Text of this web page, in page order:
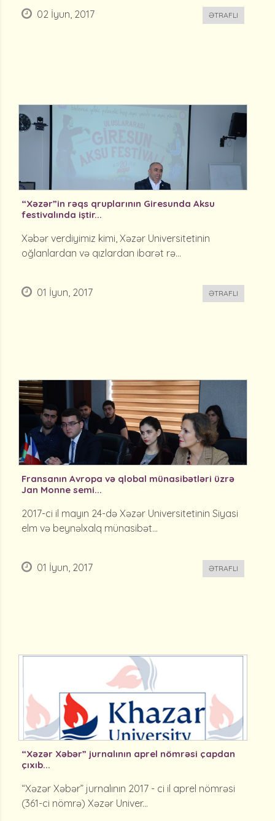
02 İyun, 2017 ƏTRAFLI
“Xəzər”in rəqs qruplarının Giresunda Aksu
festivalında iştir...
Xəbər verdiyimiz kimi, Xəzər Universitetinin
oğlanlardan və qızlardan ibarət rə...
01 İyun, 2017 ƏTRAFLI
Fransanın Avropa və qlobal münasibətləri üzrə
Jan Monne semi...
2017-ci il mayın 24-də Xəzər Universitetinin Siyasi
elm və beynəlxalq münasibət...
01 İyun, 2017 ƏTRAFLI
“Xəzər Xəbər” jurnalının aprel nömrəsi çapdan
çıxıb...
“Xəzər Xəbər” jurnalının 2017 - ci il aprel nömrəsi
(361-ci nömrə) Xəzər Univer...